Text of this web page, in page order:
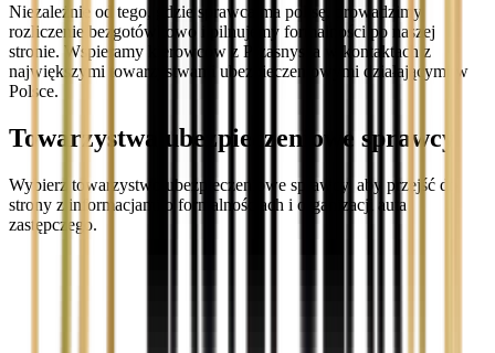
Niezależnie od tego, gdzie sprawca ma polisę, prowadzimy
rozliczenie bezgotówkowo i pilnujemy formalności po naszej
stronie. Wspieramy kierowców z Przasnysza w kontaktach z
największymi towarzystwami ubezpieczeniowymi działającymi w
Polsce.
Towarzystwa ubezpieczeniowe sprawcy
Wybierz towarzystwo ubezpieczeniowe sprawcy, aby przejść do
strony z informacjami o formalnościach i organizacji auta
zastępczego.